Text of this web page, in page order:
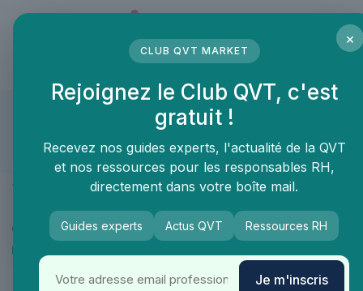
beOtop
Compte approuvé
Présentation
Produits & services
Actualités
Portfolio
×
CLUB QVT MARKET
Rejoignez le Club QVT, c'est
gratuit !
Recevez nos guides experts, l'actualité de la QVT
et nos ressources pour les responsables RH,
directement dans votre boîte mail.
Guides experts Actus QVT Ressources RH
Je m'inscris
Panneau de gestion des cookies